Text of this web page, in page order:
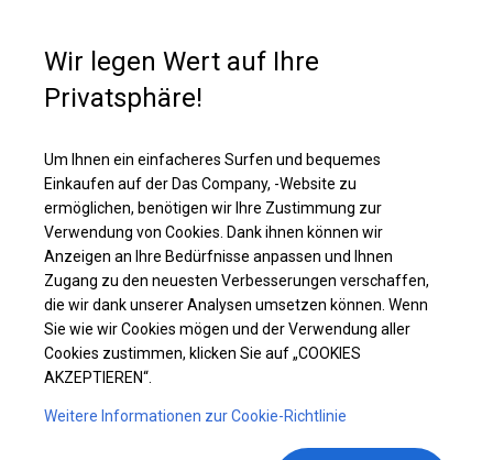
Ganzjährig geöffnete Zelthalle | 6x12 m
Wir legen Wert auf Ihre
Privatsphäre!
Um Ihnen ein einfacheres Surfen und bequemes
Einkaufen auf der Das Company, -Website zu
ermöglichen, benötigen wir Ihre Zustimmung zur
Verwendung von Cookies. Dank ihnen können wir
Anzeigen an Ihre Bedürfnisse anpassen und Ihnen
Zugang zu den neuesten Verbesserungen verschaffen,
die wir dank unserer Analysen umsetzen können. Wenn
Sie wie wir Cookies mögen und der Verwendung aller
Cookies zustimmen, klicken Sie auf „COOKIES
AKZEPTIEREN“.
Weitere Informationen zur Cookie-Richtlinie